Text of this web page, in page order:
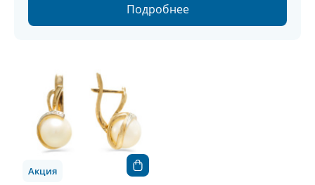
Подробнее
Акция